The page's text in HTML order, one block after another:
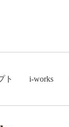
ト i-works